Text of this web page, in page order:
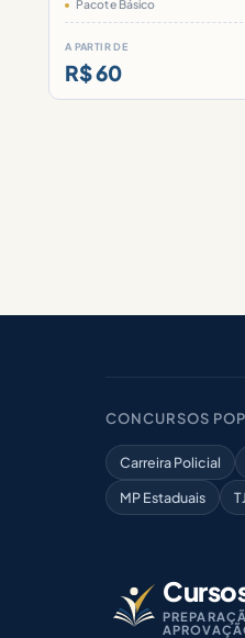
Pacote Básico
A PARTIR DE
R$ 60
CONCURSOS
Carreira Policial
MP Estaduais